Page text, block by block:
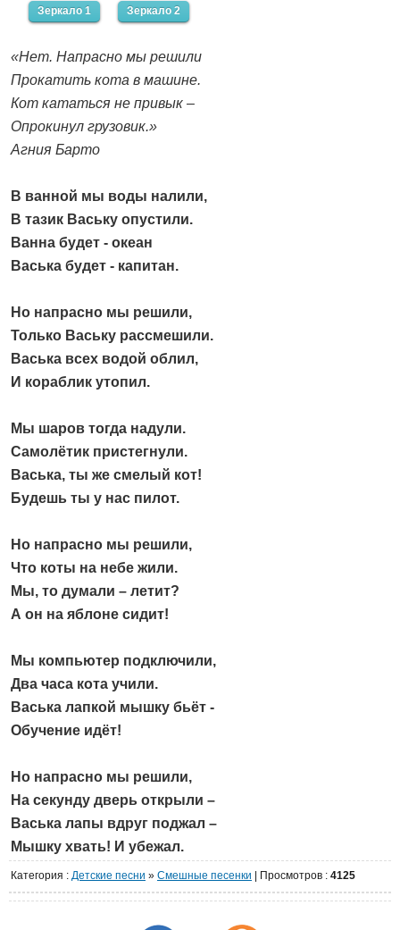
Зеркало 1 Зеркало 2
«Нет. Напрасно мы решили
Прокатить кота в машине.
Кот кататься не привык –
Опрокинул грузовик.»
Агния Барто
В ванной мы воды налили,
В тазик Ваську опустили.
Ванна будет - океан
Васька будет - капитан.
Но напрасно мы решили,
Только Ваську рассмешили.
Васька всех водой облил,
И кораблик утопил.
Мы шаров тогда надули.
Самолётик пристегнули.
Васька, ты же смелый кот!
Будешь ты у нас пилот.
Но напрасно мы решили,
Что коты на небе жили.
Мы, то думали – летит?
А он на яблоне сидит!
Мы компьютер подключили,
Два часа кота учили.
Васька лапкой мышку бьёт -
Обучение идёт!
Но напрасно мы решили,
На секунду дверь открыли –
Васька лапы вдруг поджал –
Мышку хвать! И убежал.
Категория : Детские песни » Cмешные песенки Просмотров : 4125